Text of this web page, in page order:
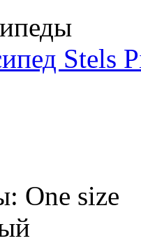
Stels
One size